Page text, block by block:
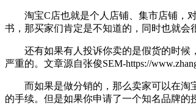
淘宝C店也就是个人店铺、集市店铺，对
书，那买家们肯定是不知道的，同时也就会
还有如果有人投诉你卖的是假货的时候，
严重的。 文章源自张俊SEM-https://
而如果是做分销的，那么卖家可以在淘宝
的手续。但是如果你申请了一个知名品牌